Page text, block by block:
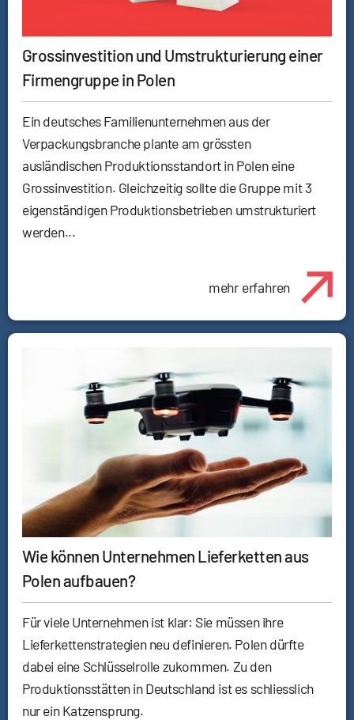
Grossinvestition und Umstrukturierung einer
Firmengruppe in Polen
Ein deutsches Familienunternehmen aus der
Verpackungsbranche plante am grössten
ausländischen Produktionsstandort in Polen eine
Grossinvestition. Gleichzeitig sollte die Gruppe mit 3
eigenständigen Produktionsbetrieben umstrukturiert
werden...
mehr erfahren
Wie können Unternehmen Lieferketten aus
Polen aufbauen?
Für viele Unternehmen ist klar: Sie müssen ihre
Lieferkettenstrategien neu definieren. Polen dürfte
dabei eine Schlüsselrolle zukommen. Zu den
Produktionsstätten in Deutschland ist es schliesslich
nur ein Katzensprung.